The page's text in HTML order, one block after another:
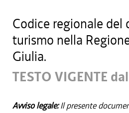
Codice regionale del
turismo nella
Giulia.
TESTO VIGENTE
Avviso legale:Il presente